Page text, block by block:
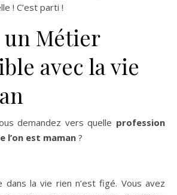
! C’est parti !
Métier
avec la vie
demandez vers quelle profession
l’on est maman ?
dans la vie rien n’est figé. Vous avez